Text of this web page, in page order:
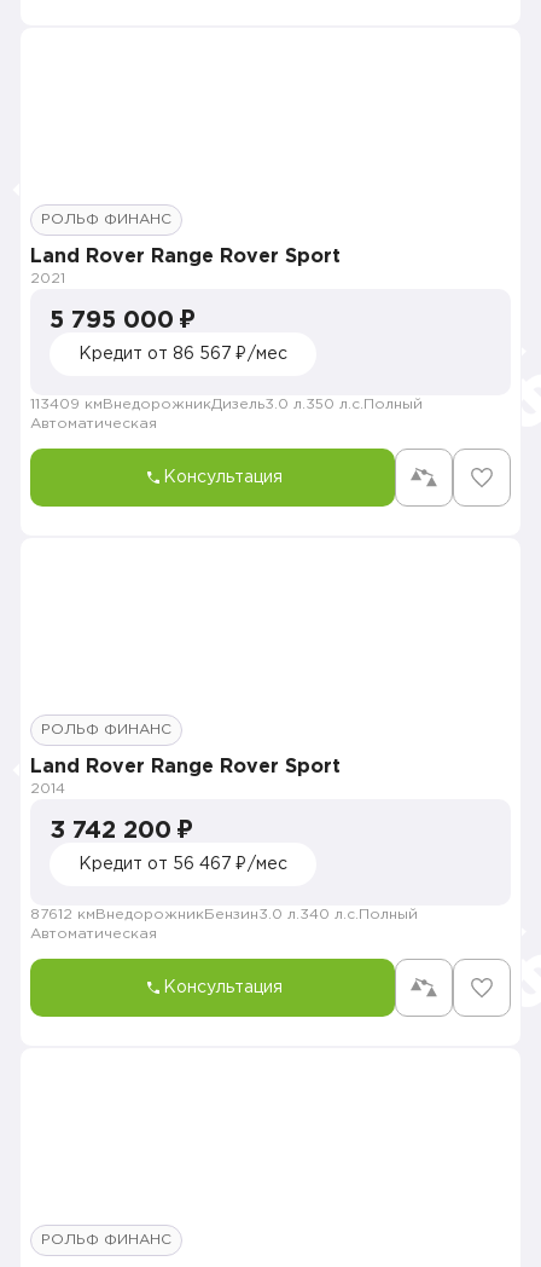
РОЛЬФ ФИНАНС
Land Rover Range Rover Sport
2021
5 795 000 ₽
Кредит от 86 567 ₽/мес
113409 км ВнедорожникДизель3.0 л. 350 л.с. Полный
Автоматическая
Консультация
РОЛЬФ ФИНАНС
Land Rover Range Rover Sport
2014
3 742 200 ₽
Кредит от 56 467 ₽/мес
87612 км Внедорожник Бензин3.0 л. 340 л.с. Полный
Автоматическая
Консультация
РОЛЬФ ФИНАНС